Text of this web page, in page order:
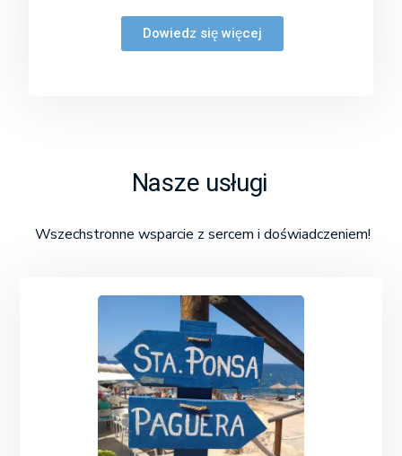
Dowiedz się więcej
Nasze usługi
Wszechstronne wsparcie z sercem i doświadczeniem!